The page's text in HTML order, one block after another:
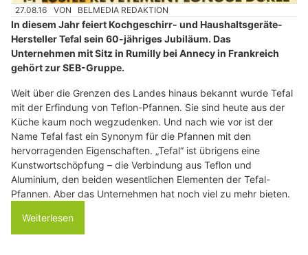
27.08.16 VON BELMEDIA REDAKTION
In diesem Jahr feiert Kochgeschirr- und Haushaltsgeräte-
Hersteller Tefal sein 60-jähriges Jubiläum. Das
Unternehmen mit Sitz in Rumilly bei Annecy in Frankreich
gehört zur SEB-Gruppe.
Weit über die Grenzen des Landes hinaus bekannt wurde Tefal
mit der Erfindung von Teflon-Pfannen. Sie sind heute aus der
Küche kaum noch wegzudenken. Und nach wie vor ist der
Name Tefal fast ein Synonym für die Pfannen mit den
hervorragenden Eigenschaften. „Tefal“ ist übrigens eine
Kunstwortschöpfung – die Verbindung aus Teflon und
Aluminium, den beiden wesentlichen Elementen der Tefal-
Pfannen. Aber das Unternehmen hat noch viel zu mehr bieten.
Weiterlesen